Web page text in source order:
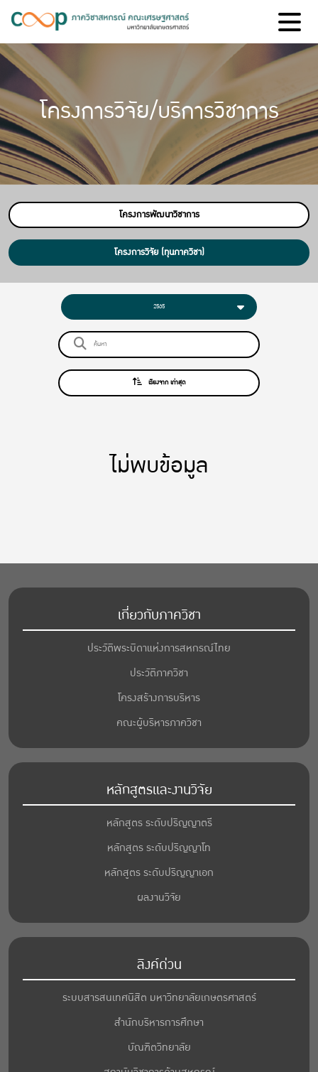
โครงการวิจัย/บริการวิชาการ
โครงการพัฒนาวิชาการ
โครงการวิจัย (ทุนภาควิชา)
2565
เรียงจาก เก่าสุด
ไม่พบข้อมูล
เกี่ยวกับภาควิชา
ประวัติพระบิดาแห่งการสหกรณ์ไทย
ประวัติภาควิชา
โครงสร้างการบริหาร
คณะผู้บริหารภาควิชา
หลักสูตรและงานวิจัย
หลักสูตร ระดับปริญญาตรี
หลักสูตร ระดับปริญญาโท
หลักสูตร ระดับปริญญาเอก
ผลงานวิจัย
ลิงค์ด่วน
ระบบสารสนเทศนิสิต มหาวิทยาลัยเกษตรศาสตร์
สำนักบริหารการศึกษา
บัณฑิตวิทยาลัย